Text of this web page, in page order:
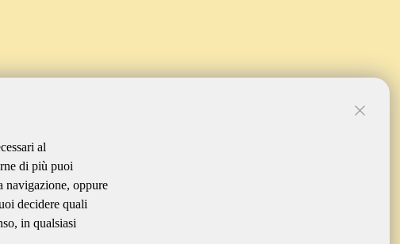
al
di più puoi
navigazione, oppure
decidere quali
in qualsiasi